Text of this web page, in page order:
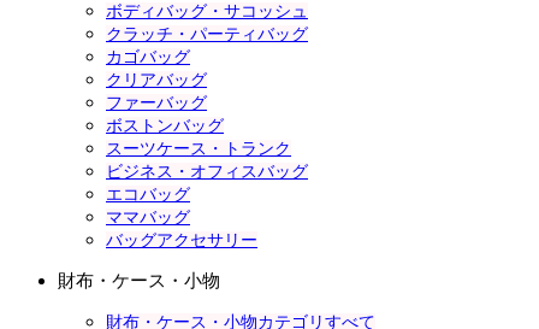
ボディバッグ・サコッシュ
クラッチ・パーティバッグ
カゴバッグ
クリアバッグ
ファーバッグ
ボストンバッグ
スーツケース・トランク
ビジネス・オフィスバッグ
エコバッグ
ママバッグ
バッグアクセサリー
財布・ケース・小物
財布・ケース・小物カテゴリすべて